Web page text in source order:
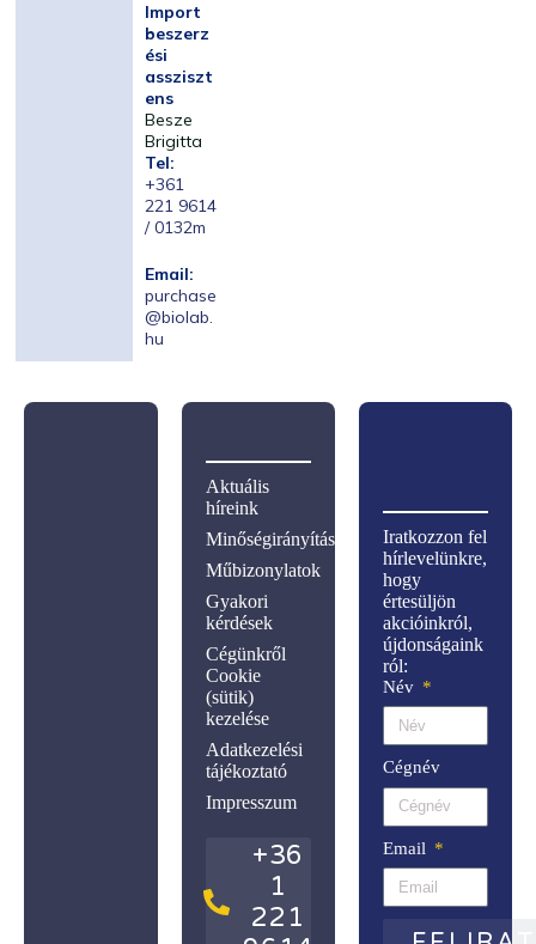
Import
beszerz
ési
assziszt
ens
Besze
Brigitta
Tel:
+361
221 9614
/ 0132m
Email:
purchase
@biolab.
hu
Iratkozzon fel
hírlevelünkre,
hogy
értesüljön
akcióinkról,
újdonságaink
ról:
Név
Cégnév
Email
Aktuális
híreink
Minőségirányítás
Műbizonylatok
Gyakori
kérdések
Cégünkről
Cookie
(sütik)
kezelése
Adatkezelési
tájékoztató
Impresszum
+36
1
221